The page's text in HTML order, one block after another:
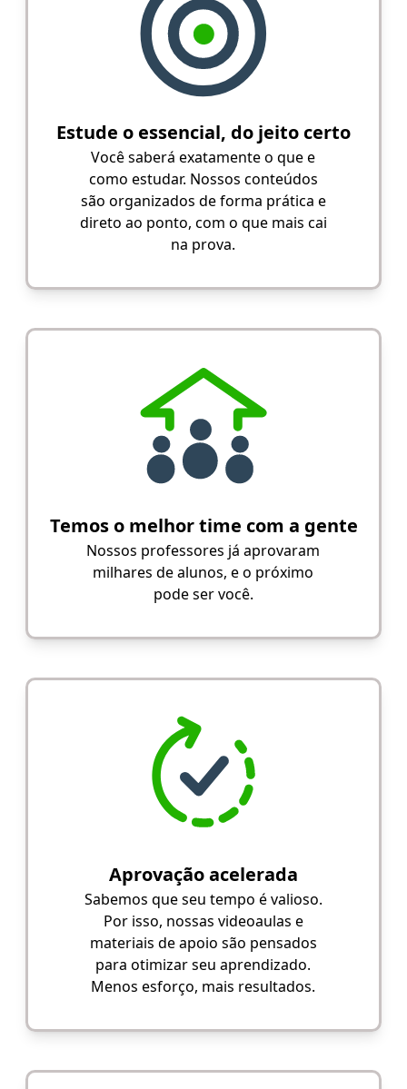
Estude o essencial, do jeito certo
Você saberá exatamente o que e
como estudar. Nossos conteúdos
são organizados de forma prática e
direto ao ponto, com o que mais cai
na prova.
Temos o melhor time com a gente
Nossos professores já aprovaram
milhares de alunos, e o próximo
pode ser você.
Aprovação acelerada
Sabemos que seu tempo é valioso.
Por isso, nossas videoaulas e
materiais de apoio são pensados
para otimizar seu aprendizado.
Menos esforço, mais resultados.